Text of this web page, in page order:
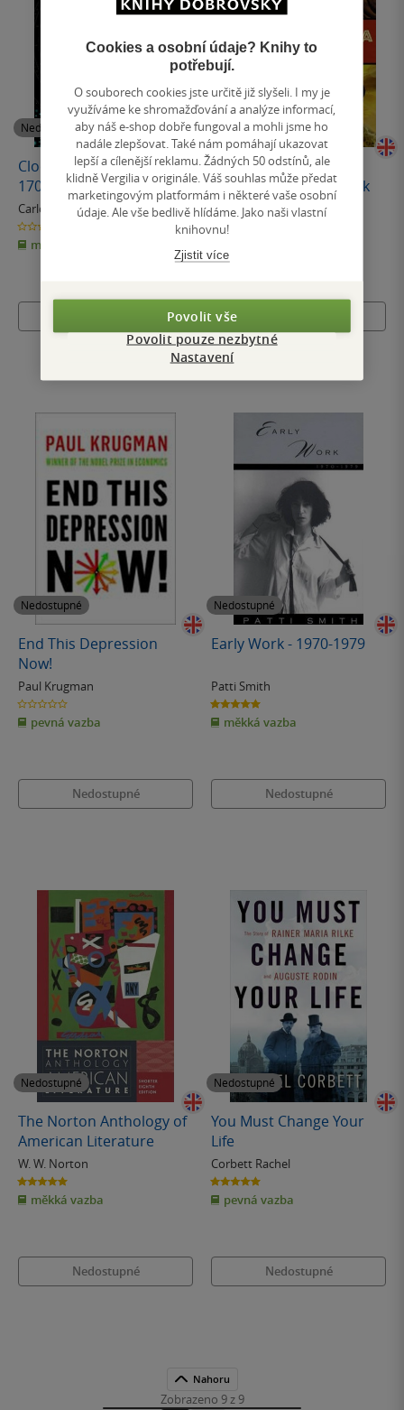
Nedostupné
Clocks and Culture : 1300-
1700
Carlo M. Cipolla
0.0
z
5
hvězdiček
měkká vazba
Nedostupné
Nelson Mandela: The
Authorized Comic Book
Nelson Mandela
0.0
z
hvězdiček
Nedostupné
End This Depression
Now!
Paul Krugman
0.0
z
5
hvězdiček
pevná vazba
Nedostupné
Nedostupné
Early Work - 1970-1979
Patti Smith
5.0
z
5
hvězdiček
měkká vazba
Nedostupné
Nedostupné
The Norton Anthology of
American Literature
W. W. Norton
5.0
z
5
hvězdiček
měkká vazba
Nedostupné
Nedostupné
You Must Change Your
Life
Corbett Rachel
5.0
z
5
hvězdiček
pevná vazba
Nedostupné
Nahoru
Zobrazeno 9 z 9
Cookies a osobní údaje? Knihy to
potřebují.
O souborech cookies jste určitě již slyšeli. I my je
využíváme ke shromažďování a analýze informací,
aby náš e-shop dobře fungoval a mohli jsme ho
nadále zlepšovat. Také nám pomáhají ukazovat
lepší a cílenější reklamu. Žádných 50 odstínů, ale
klidně Vergilia v originále. Váš souhlas může předat
marketingovým platformám i některé vaše osobní
údaje. Ale vše bedlivě hlídáme. Jako naši vlastní
knihovnu!
Zjistit více
Povolit vše
Povolit pouze nezbytné
Nastavení